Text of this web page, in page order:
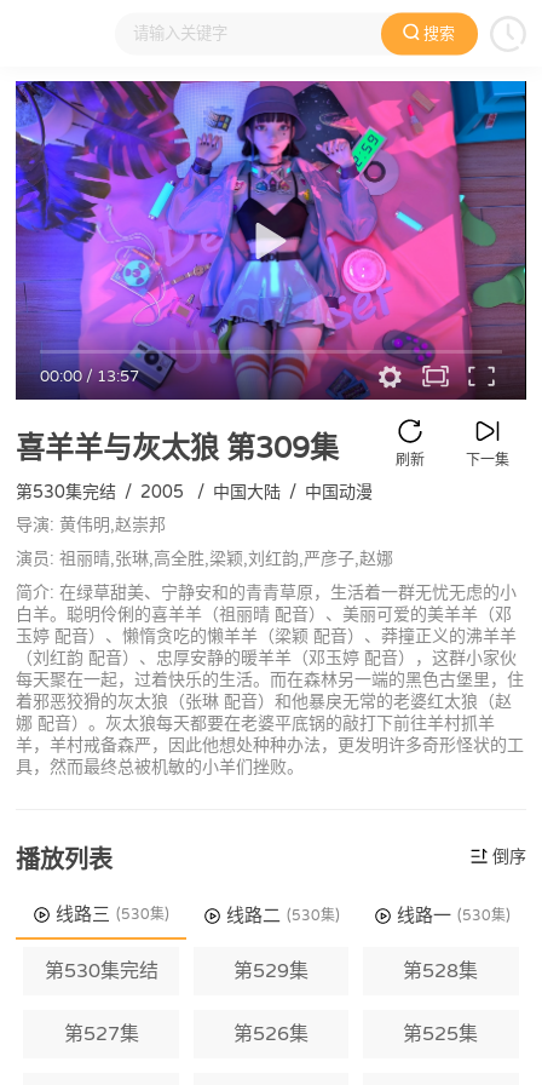
搜索
大家在看 日本动漫 国产动漫 欧美动漫 动漫电影
00:00/13:57
喜羊羊与灰太狼第309集 下一集
刷新
第530集完结 / 2005 / 中国大陆 / 中国动漫
导演: 黄伟明,赵崇邦
演员: 祖丽晴,张琳,高全胜,梁颖,刘红韵,严彦子,赵娜
简介: 在绿草甜美、宁静安和的青青草原，生活着一群无忧无虑的小
白羊。聪明伶俐的喜羊羊（祖丽晴 配音）、美丽可爱的美羊羊（邓
玉婷 配音）、懒惰贪吃的懒羊羊（梁颖 配音）、莽撞正义的沸羊羊
（刘红韵 配音）、忠厚安静的暖羊羊（邓玉婷 配音），这群小家伙
每天聚在一起，过着快乐的生活。而在森林另一端的黑色古堡里，住
着邪恶狡猾的灰太狼（张琳 配音）和他暴戾无常的老婆红太狼（赵
娜 配音）。灰太狼每天都要在老婆平底锅的敲打下前往羊村抓羊
羊，羊村戒备森严，因此他想处种种办法，更发明许多奇形怪状的工
具，然而最终总被机敏的小羊们挫败。
播放列表 倒序
线路三 (530集) 线路二 (530集) 线路一 (530集)
第530集完结 第529集 第528集
第527集 第526集 第525集